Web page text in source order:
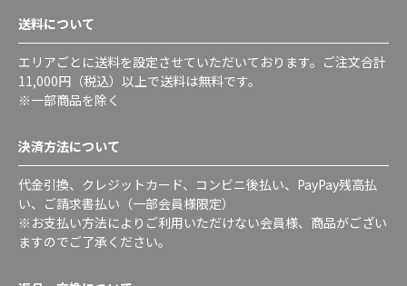
送料について
エリアごとに送料を設定させていただいております。ご注文合計
11,000円（税込）以上で送料は無料です。
※一部商品を除く
決済方法について
代金引換、クレジットカード、コンビニ後払い、PayPay残高払
い、ご請求書払い（一部会員様限定）
※お支払い方法によりご利用いただけない会員様、商品がござい
ますのでご了承ください。